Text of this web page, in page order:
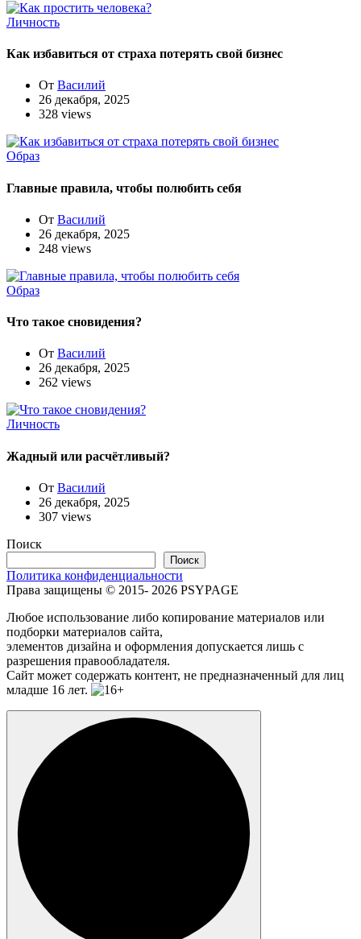
Личность
Как избавиться от страха потерять свой бизнес
От Василий
26 декабря, 2025
328 views
Образ
Главные правила, чтобы полюбить себя
От Василий
26 декабря, 2025
248 views
Образ
Что такое сновидения?
От Василий
26 декабря, 2025
262 views
Личность
Жадный или расчётливый?
От Василий
26 декабря, 2025
307 views
Поиск
Поиск
Политика конфиденциальности
Права защищены © 2015- 2026 PSYPAGE
Любое использование либо копирование материалов или
подборки материалов сайта,
элементов дизайна и оформления допускается лишь с
разрешения правообладателя.
Сайт может содержать контент, не предназначенный для лиц
младше 16 лет.